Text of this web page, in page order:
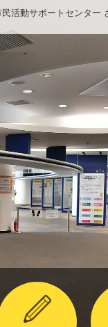
活動サポートセンター